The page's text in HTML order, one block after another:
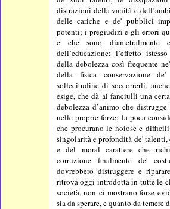
distrazioni della vanità e
delle cariche e de' pubblici
potenti; i pregiudizi e gli errori
e che sono
dell’educazione; l’effetto
della debolezza così frequente
della fisica conservazione
sollecitudine di soccorrerli,
esige, che dà ai fanciulli una
debolezza d’animo che
nelle proprie forze; la poca
che procurano le noiose e
singolarità e profondità de'
e del moral carattere che
corruzione finalmente de'
dovrebbero distruggere e
ritrova oggi introdotta in tutte le
società, non ci mostrano forse
sia da sperare, e quanto da temere